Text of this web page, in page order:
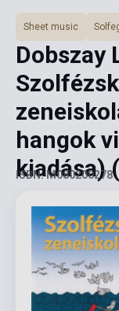
Sheet music
Dobszay
hangok
kiadása)
ISBN: M080200278